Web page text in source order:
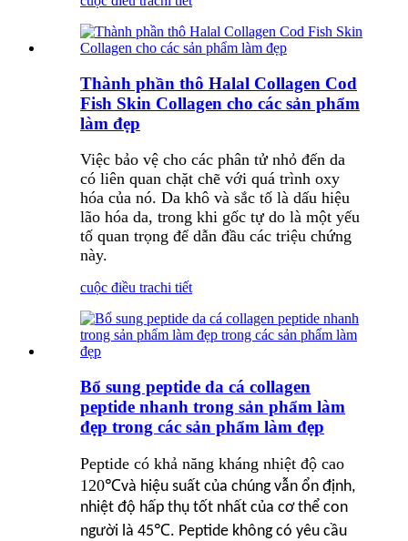
Thành phần thô Halal Collagen Cod
Fish Skin Collagen cho các sản phẩm
làm đẹp
Việc bảo vệ cho các phân tử nhỏ đến da
có liên quan chặt chẽ với quá trình oxy
hóa của nó. Da khô và sắc tố là dấu hiệu
lão hóa da, trong khi gốc tự do là một yếu
tố quan trọng để dẫn đầu các triệu chứng
này.
cuộc điều trachi tiết
Bổ sung peptide da cá collagen
peptide nhanh trong sản phẩm làm
đẹp trong các sản phẩm làm đẹp
Peptide có khả năng kháng nhiệt độ cao
120℃và hiệu suất của chúng vẫn ổn định,
nhiệt độ hấp thụ tốt nhất của cơ thể con
người là 45℃. Peptide không có yêu cầu